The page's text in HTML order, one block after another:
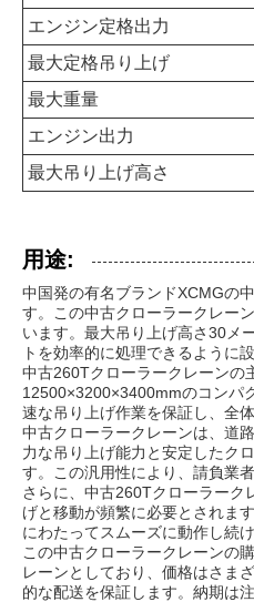
エンジン定格出力
最大定格吊り上げ
最大重量
エンジン出力
最大吊り上げ高さ
用途:
中国発の有名ブランドXCMGの
す。この中古クローラークレー
います。最大吊り上げ高さ30メ
トを効率的に処理できるように
中古260Tクローラークレーンの
12500×3200×3400mmのコンパ
速な吊り上げ作業を保証し、全
中古クローラークレーンは、道
力な吊り上げ能力と安定したク
す。この汎用性により、請負業
さらに、中古260Tクローラーク
げと移動が頻繁に必要とされま
にわたってスムーズに動作し続
この中古クローラークレーンの
レーンとしており、価格はさま
的な配送を保証します。納期は